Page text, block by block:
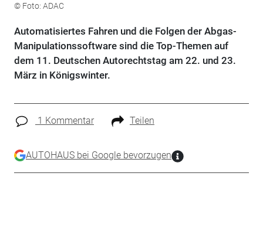
© Foto: ADAC
Automatisiertes Fahren und die Folgen der Abgas-
Manipulationssoftware sind die Top-Themen auf
dem 11. Deutschen Autorechtstag am 22. und 23.
März in Königswinter.
1 Kommentar Teilen
AUTOHAUS bei Google bevorzugen